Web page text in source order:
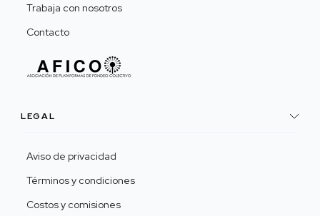
Trabaja con nosotros
Contacto
LEGAL
Aviso de privacidad
Términos y condiciones
Costos y comisiones